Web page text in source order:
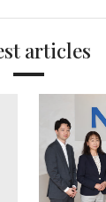
articles